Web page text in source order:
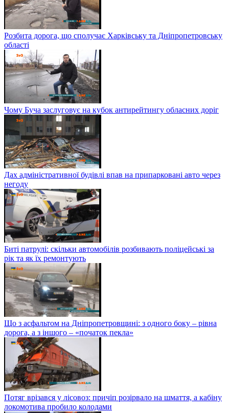
Розбита дорога, що сполучає Харківську та Дніпропетровську
області
Чому Буча заслуговує на кубок антирейтингу обласних доріг
Дах адміністративної будівлі впав на припарковані авто через
негоду
Биті патрулі: скільки автомобілів розбивають поліцейські за
рік та як їх ремонтують
Що з асфальтом на Дніпропетровщині: з одного боку – рівна
дорога, а з іншого – «початок пекла»
Потяг врізався у лісовоз: причіп розірвало на шмаття, а кабіну
локомотива пробило колодами